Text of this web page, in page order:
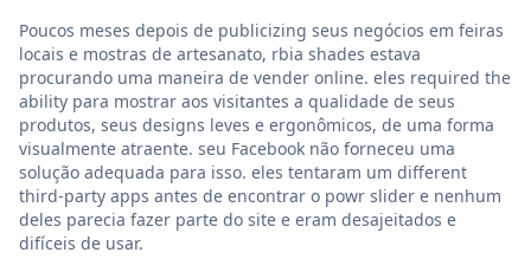
Poucos meses depois de publicizing seus negócios em feiras
locais e mostras de artesanato, rbia shades estava
procurando uma maneira de vender online. eles required the
ability para mostrar aos visitantes a qualidade de seus
produtos, seus designs leves e ergonômicos, de uma forma
visualmente atraente. seu Facebook não forneceu uma
solução adequada para isso. eles tentaram um different
third-party apps antes de encontrar o powr slider e nenhum
deles parecia fazer parte do site e eram desajeitados e
difíceis de usar.